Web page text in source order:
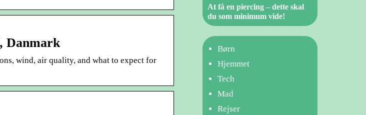
Danmark
wind, air quality, and what to expect for
At få en piercing – dette skal
du som minimum vide!
Børn
Hjemmet
Tech
Mad
Rejser